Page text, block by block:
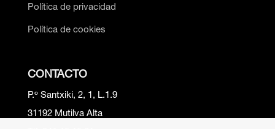
Política de privacidad
Política de cookies
CONTACTO
P.º Santxiki, 2, 1, L.1.9
31192 Mutilva Alta